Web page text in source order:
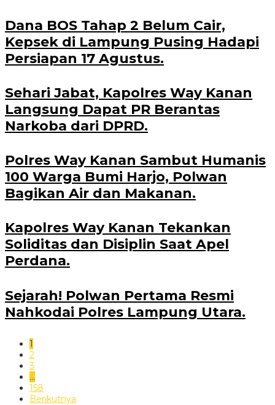
Dana BOS Tahap 2 Belum Cair,
Kepsek di Lampung Pusing Hadapi
Persiapan 17 Agustus.
Sehari Jabat, Kapolres Way Kanan
Langsung Dapat PR Berantas
Narkoba dari DPRD.
Polres Way Kanan Sambut Humanis
100 Warga Bumi Harjo, Polwan
Bagikan Air dan Makanan.
Kapolres Way Kanan Tekankan
Soliditas dan Disiplin Saat Apel
Perdana.
Sejarah! Polwan Pertama Resmi
Nahkodai Polres Lampung Utara.
1
2
3
…
158
Berikutnya